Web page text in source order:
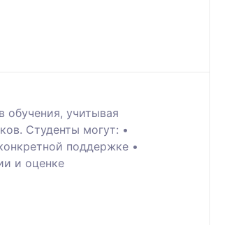
обучения, учитывая
Студенты могут: •
поддержке •
и оценке